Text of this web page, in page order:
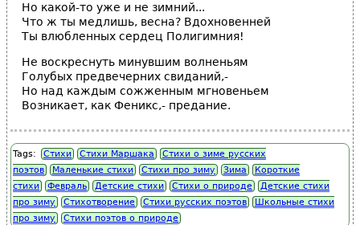
Но какой-то уже и не зимний...
Что ж ты медлишь, весна? Вдохновенней
Ты влюбленных сердец Полигимния!
Не воскреснуть минувшим волненьям
Голубых предвечерних свиданий,-
Но над каждым сожженным мгновеньем
Возникает, как Феникс,- предание.
Tags: Стихи Стихи Маршака
Стихи о зиме русских
поэтов
Маленькие стихи Стихи про зиму Зима
Короткие
стихи
Февраль Детские стихи Стихи о природе
Детские стихи
про зиму
Стихотворение Стихи русских поэтов
Школьные стихи
про зиму
Стихи поэтов о природе